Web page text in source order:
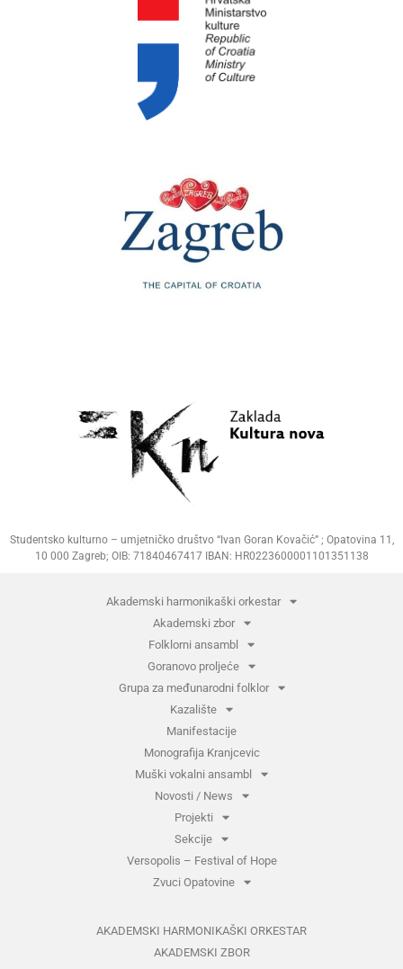
Studentsko kulturno – umjetničko društvo “Ivan Goran Kovačić” ; Opatovina 11,
10 000 Zagreb; OIB: 71840467417 IBAN: HR0223600001101351138
Akademski harmonikaški orkestar
Akademski zbor
Folklorni ansambl
Goranovo proljeće
Grupa za međunarodni folklor
Kazalište
Manifestacije
Monografija Kranjcevic
Muški vokalni ansambl
Novosti / News
Projekti
Sekcije
Versopolis – Festival of Hope
Zvuci Opatovine
AKADEMSKI HARMONIKAŠKI ORKESTAR
AKADEMSKI ZBOR